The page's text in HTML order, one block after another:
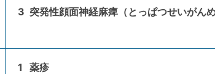
突発性顔面神経麻痺（とっぱつせいがん
薬疹